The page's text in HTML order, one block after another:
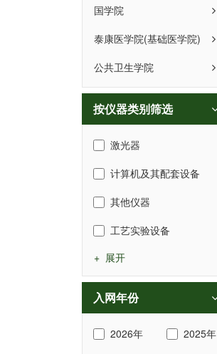
国学院
泰康医学院(基础医学院)
公共卫生学院
按仪器类别筛选
激光器
计算机及其配套设备
其他仪器
工艺实验设备
+ 展开
入网年份
2026年
2025年